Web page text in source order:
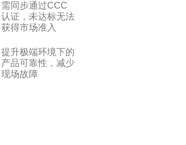
需同步通过CCC
认证，未达标无法
获得市场准入
提升极端环境下的
产品可靠性，减少
现场故障